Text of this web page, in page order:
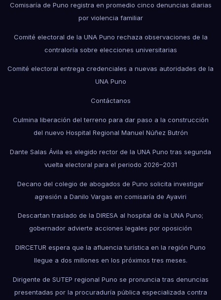
Comisaría de Puno registra en promedio cinco denuncias diarias
por violencia familiar
Comité electoral de la UNA Puno rechaza observaciones de la
contraloría sobre elecciones universitarias
Comité electoral entrega credenciales a nuevas autoridades de la
UNA Puno
Contáctanos
Culmina liberación del terreno para dar paso a la construcción
del nuevo Hospital Regional Manuel Núñez Butrón
Dante Salas Ávila es elegido rector de la UNA Puno tras segunda
vuelta electoral para el periodo 2026–2031
Decano del colegio de abogados de Puno solicita investigar
agresión a Danilo Vargas en comisaría de Ayaviri
Descartan traslado de la DIRESA al hospital de la UNA Puno;
gobernador advierte acciones legales por oposición
DIRCETUR espera que la afluencia turística en la región Puno
llegue a dos millones en los próximos tres meses.
Dirigente de SUTEP regional Puno se pronuncia tras denuncias
presentadas por la procuraduría pública especializada contra